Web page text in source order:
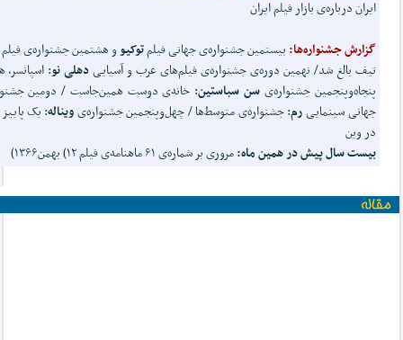
ایران درباره‌ی بازار فیلم ایران
گزارش جشنواره‌ها: بیستمین جشنواره‌ی جهانی فیلمتوکیو و هشتمین جشنواره‌ی فیلم
تیف بالغ شد/ نهمین دوره‌ی جشنواره‌ی فیلم‌های عرب و آسیاییدهلی نو: اسپانسر،
پنجاه‌و‌پنجمین جشنواره‌یسن سباستین: خانه‌ی دوست همین‌جاست / دومین
جهانی سینماییرم: جشنواره‌ی متوسط‌ها / چهل‌و‌پنجمین جشنواره‌یویناله: یک
در وین
بیست سال پیش در همین ماه:مروری بر شماره‌ی ۶۱ ماهنامه‌ی فیلم ۱۲) بهمن۱۳۶۶)